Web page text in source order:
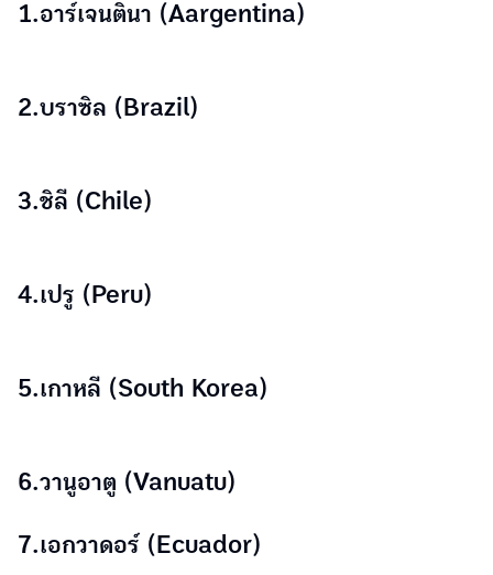
1.อาร์เจนตินา (Aargentina)
2.บราซิล (Brazil)
3.ชิลี (Chile)
4.เปรู (Peru)
5.เกาหลี (South Korea)
6.วานูอาตู (Vanuatu)
7.เอกวาดอร์ (Ecuador)